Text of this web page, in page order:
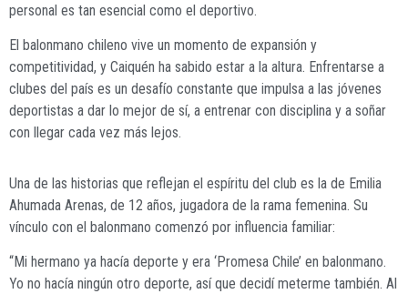
personal es tan esencial como el deportivo.
El balonmano chileno vive un momento de expansión y
competitividad, y Caiquén ha sabido estar a la altura. Enfrentarse a
clubes del país es un desafío constante que impulsa a las jóvenes
deportistas a dar lo mejor de sí, a entrenar con disciplina y a soñar
con llegar cada vez más lejos.
Una de las historias que reflejan el espíritu del club es la de Emilia
Ahumada Arenas, de 12 años, jugadora de la rama femenina. Su
vínculo con el balonmano comenzó por influencia familiar:
“Mi hermano ya hacía deporte y era ‘Promesa Chile’ en balonmano.
Yo no hacía ningún otro deporte, así que decidí meterme también. Al